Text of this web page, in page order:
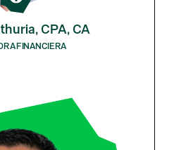
CPA, CA
FINANCIERA